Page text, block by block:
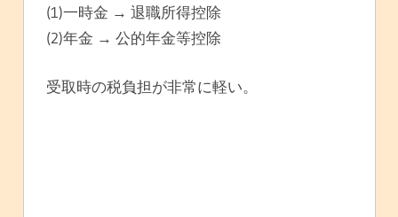
(1)一時金 → 退職所得控除
(2)年金 → 公的年金等控除
受取時の税負担が非常に軽い。